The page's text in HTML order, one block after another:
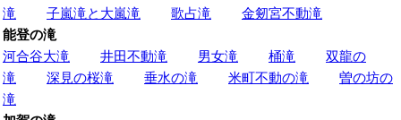
滝
子嵐滝と大嵐滝 歌占滝
金剱宮不動滝
能登の滝
河合谷大滝
井田不動滝 男女滝 桶滝
双龍の
滝
深見の桜滝 垂水の滝 米町不動の滝
曽の坊の
滝